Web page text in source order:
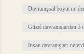
Davranışsal boyut ne
Güzel davranışlardan 3
İnsan davranışları